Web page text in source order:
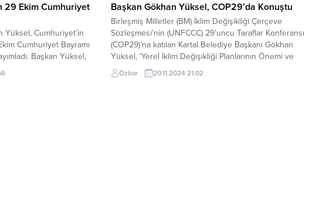
29 Ekim Cumhuriyet
Yüksel, Cumhuriyet’in
Cumhuriyet Bayramı
Başkan Yüksel,
yeniden doğuşunu
Bir Milletin Yeniden
Başkan Gökhan Yüksel, COP29’da Konuştu
Birleşmiş Milletler (BM) İklim Değişikliği Çerçeve
Sözleşmesi’nin (UNFCCC) 29’uncu Taraflar Konferansı
(COP29)’na katılan Kartal Belediye Başkanı Gökhan
Yüksel, ‘Yerel İklim Değişikliği Planlarının Önemi ve
Karşılaşılan Güçlükler’ konulu bir konuşma
gerçekleştirdi. Başkan Yüksel konuşmasında “İklim krizi,
Özbar 20.11.2024 21:02